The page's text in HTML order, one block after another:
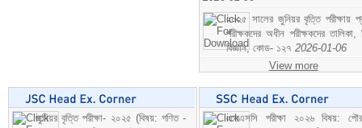
২০২৫ সালের জুনিয়র বৃত্তি পরীক্ষায়
পরীক্ষকদের অধীন পরীক্ষকদের তালিকা,
বিজ্ঞান; কোড- ১২৭ 2026-01-06
View more
জুনিয়র বৃত্তি পরীক্ষা- ২০২৫ (বিষয়: গণিত -
এসএসসি পরীক্ষা ২০২৬ বিষয়: